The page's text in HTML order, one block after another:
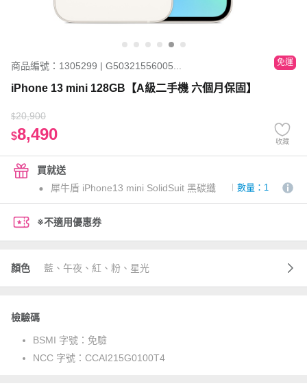
商品編號：1305299 | G50321556005... 免運
iPhone 13 mini 128GB【A級二手機 六個月保固】
$20,900
$8,490 收藏
買就送
犀牛盾 iPhone13 mini SolidSuit 黑碳纖
數量：1
※不適用優惠券
顏色 藍、午夜、紅、粉、星光
檢驗碼
BSMI 字號： 免驗
NCC 字號： CCAI215G0100T4